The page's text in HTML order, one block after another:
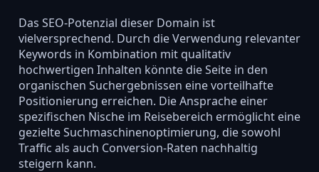
Das SEO-Potenzial dieser Domain ist
vielversprechend. Durch die Verwendung relevanter
Keywords in Kombination mit qualitativ
hochwertigen Inhalten könnte die Seite in den
organischen Suchergebnissen eine vorteilhafte
Positionierung erreichen. Die Ansprache einer
spezifischen Nische im Reisebereich ermöglicht eine
gezielte Suchmaschinenoptimierung, die sowohl
Traffic als auch Conversion-Raten nachhaltig
steigern kann.